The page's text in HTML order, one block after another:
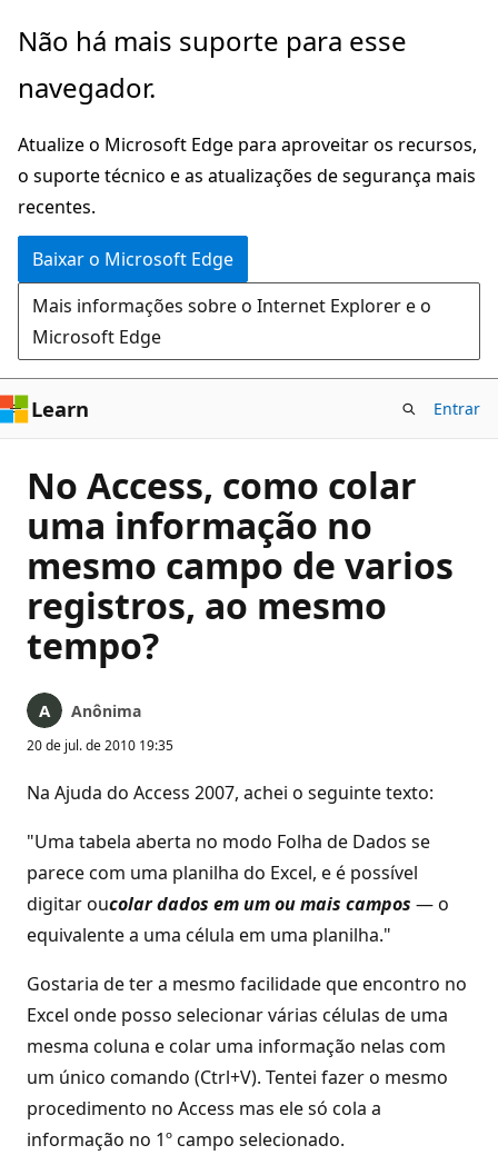
Pular
o
principal
Não há mais suporte para esse
navegador.
Atualize o Microsoft Edge para aproveitar os recursos,
o suporte técnico e as atualizações de segurança mais
recentes.
Baixar o Microsoft Edge
Mais informações sobre o Internet Explorer e o
Microsoft Edge
Learn Entrar
No Access, como colar
uma informação no
mesmo campo de varios
registros, ao mesmo
tempo?
Anônima
20 de jul. de 2010 19:35
Na Ajuda do Access 2007, achei o seguinte texto:
"Uma tabela aberta no modo Folha de Dados se
parece com uma planilha do Excel, e é possível
digitar oucolar dados em um ou mais campos — o
equivalente a uma célula em uma planilha."
Gostaria de ter a mesmo facilidade que encontro no
Excel onde posso selecionar várias células de uma
mesma coluna e colar uma informação nelas com
um único comando (Ctrl+V). Tentei fazer o mesmo
procedimento no Access mas ele só cola a
informação no 1º campo selecionado.